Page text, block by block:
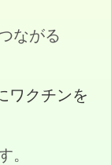
ながる
ワクチンを
。